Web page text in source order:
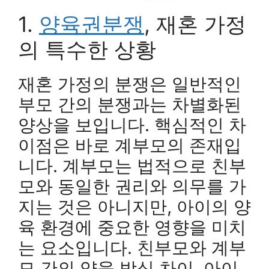
1. 양육권분쟁, 재혼 가정
의 특수한 상황
재혼 가정의 분쟁은 일반적인
부모 간의 분쟁과는 차별화된
양상을 보입니다. 핵심적인 차
이점은 바로 계부모의 존재입
니다. 계부모는 법적으로 친부
모와 동일한 권리와 의무를 가
지는 것은 아니지만, 아이의 양
육 환경에 중요한 영향을 미치
는 요소입니다. 친부모와 계부